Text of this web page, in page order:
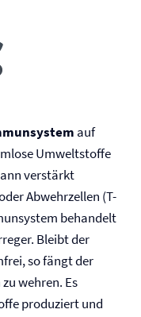
auf
Umweltstoffe
verstärkt
Abwehrzellen (T-
behandelt
Bleibt der
so fängt der
wehren. Es
produziert und